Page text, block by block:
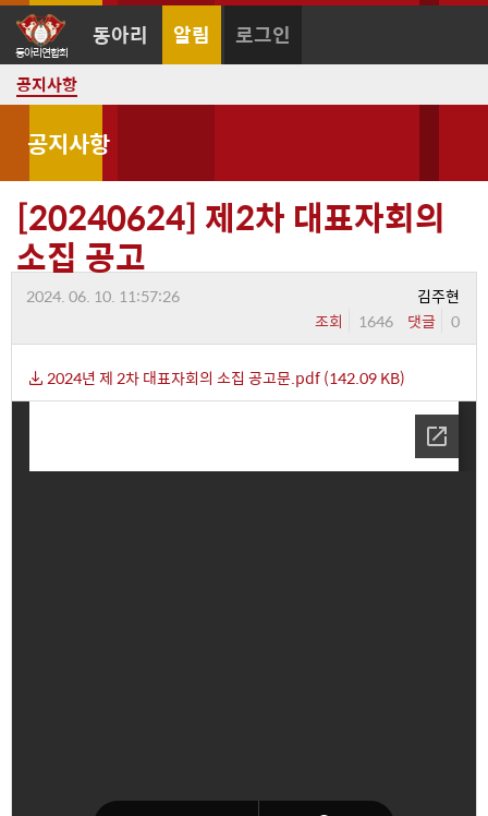
동아리 알림 로그인
공지사항
공지사항
[20240624] 제2차 대표자회의
소집 공고
김주현
2024. 06. 10. 11:57:26
조회
1646 댓글 0
2024년 제 2차 대표자회의 소집 공고문.pdf (142.09 KB)